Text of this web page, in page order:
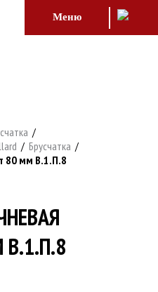
Меню
/
/ Брусчатка /
80 мм В.1.П.8